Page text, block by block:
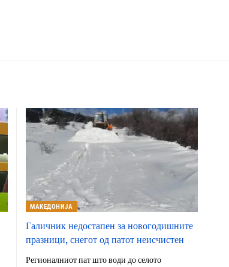
МАКЕДОНИЈА
Галичник недостапен за новогодишните
празници, снегот од патот неисчистен
Регионалниот пат што води до селото